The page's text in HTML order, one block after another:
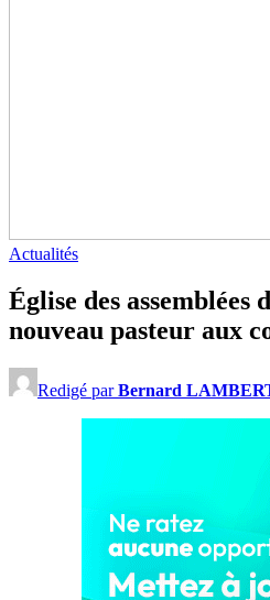
Actualités
Église des assemblées
nouveau pasteur aux
Redigé parBernard